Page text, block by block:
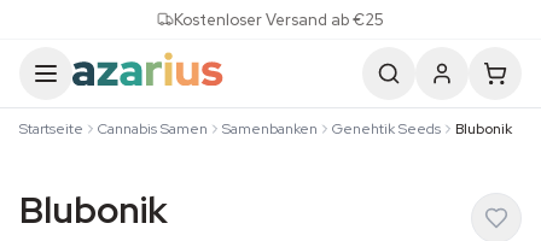
Kostenloser Versand ab €25
Startseite Cannabis Samen Samenbanken Genehtik Seeds Blubonik
Blubonik